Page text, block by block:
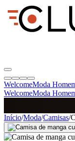
WelcomeModa
WelcomeModa
SINCE 2005
Início/Moda/Camisas/